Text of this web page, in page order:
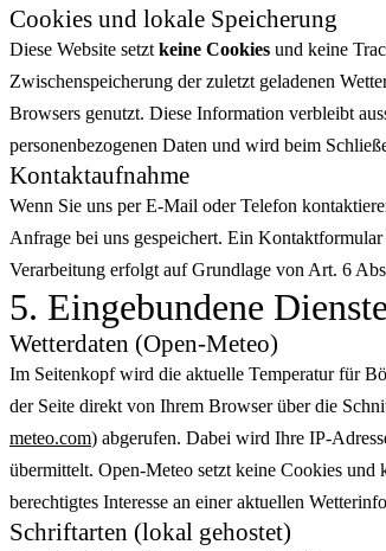
Cookies und lokale Speicherung
Diese Website setzt keine Cookies und keine
Zwischenspeicherung der zuletzt geladenen
Browsers genutzt. Diese Information verbleibt
personenbezogenen Daten und wird beim
Kontaktaufnahme
Wenn Sie uns per E-Mail oder Telefon
Anfrage bei uns gespeichert. Ein
Verarbeitung erfolgt auf Grundlage von Art. 6
5. Eingebundene
Wetterdaten (Open-Meteo)
Im Seitenkopf wird die aktuelle Temperatur für
der Seite direkt von Ihrem Browser über die
meteo.com) abgerufen. Dabei wird Ihre IP-
übermittelt. Open-Meteo setzt keine Cookies und
berechtigtes Interesse an einer aktuellen
Schriftarten (lokal gehostet)